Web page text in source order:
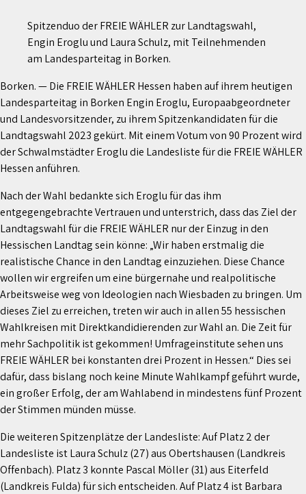
Spitzenduo der FREIE WÄHLER zur Landtagswahl,
Engin Eroglu und Laura Schulz, mit Teilnehmenden
am Landesparteitag in Borken.
Borken. — Die FREIE WÄHLER Hessen haben auf ihrem heutigen
Landesparteitag in Borken Engin Eroglu, Europaabgeordneter
und Landesvorsitzender, zu ihrem Spitzenkandidaten für die
Landtagswahl 2023 gekürt. Mit einem Votum von 90 Prozent wird
der Schwalmstädter Eroglu die Landesliste für die FREIE WÄHLER
Hessen anführen.
Nach der Wahl bedankte sich Eroglu für das ihm
entgegengebrachte Vertrauen und unterstrich, dass das Ziel der
Landtagswahl für die FREIE WÄHLER nur der Einzug in den
Hessischen Landtag sein könne: „Wir haben erstmalig die
realistische Chance in den Landtag einzuziehen. Diese Chance
wollen wir ergreifen um eine bürgernahe und realpolitische
Arbeitsweise weg von Ideologien nach Wiesbaden zu bringen. Um
dieses Ziel zu erreichen, treten wir auch in allen 55 hessischen
Wahlkreisen mit Direktkandidierenden zur Wahl an. Die Zeit für
mehr Sachpolitik ist gekommen! Umfrageinstitute sehen uns
FREIE WÄHLER bei konstanten drei Prozent in Hessen.“ Dies sei
dafür, dass bislang noch keine Minute Wahlkampf geführt wurde,
ein großer Erfolg, der am Wahlabend in mindestens fünf Prozent
der Stimmen münden müsse.
Die weiteren Spitzenplätze der Landesliste: Auf Platz 2 der
Landesliste ist Laura Schulz (27) aus Obertshausen (Landkreis
Offenbach). Platz 3 konnte Pascal Möller (31) aus Eiterfeld
(Landkreis Fulda) für sich entscheiden. Auf Platz 4 ist Barbara